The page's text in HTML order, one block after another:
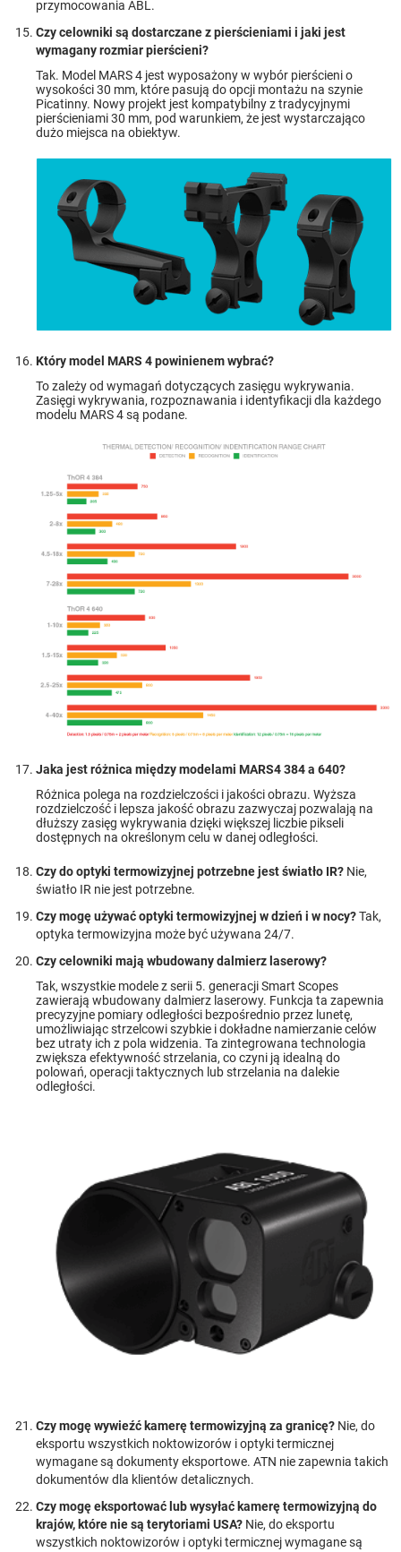
przymocowania ABL.
Czy celowniki są dostarczane z pierścieniami i jaki jest
wymagany rozmiar pierścieni?
Tak. Model MARS 4 jest wyposażony w wybór pierścieni o
wysokości 30 mm, które pasują do opcji montażu na szynie
Picatinny. Nowy projekt jest kompatybilny z tradycyjnymi
pierścieniami 30 mm, pod warunkiem, że jest wystarczająco
dużo miejsca na obiektyw.
Który model MARS 4 powinienem wybrać?
To zależy od wymagań dotyczących zasięgu wykrywania.
Zasięgi wykrywania, rozpoznawania i identyfikacji dla każdego
modelu MARS 4 są podane.
Jaka jest różnica między modelami MARS4 384 a 640?
Różnica polega na rozdzielczości i jakości obrazu. Wyższa
rozdzielczość i lepsza jakość obrazu zazwyczaj pozwalają na
dłuższy zasięg wykrywania dzięki większej liczbie pikseli
dostępnych na określonym celu w danej odległości.
Czy do optyki termowizyjnej potrzebne jest światło IR? Nie,
światło IR nie jest potrzebne.
Czy mogę używać optyki termowizyjnej w dzień i w nocy?Tak,
optyka termowizyjna może być używana 24/7.
Czy celowniki mają wbudowany dalmierz laserowy?
Tak, wszystkie modele z serii 5. generacji Smart Scopes
zawierają wbudowany dalmierz laserowy. Funkcja ta zapewnia
precyzyjne pomiary odległości bezpośrednio przez lunetę,
umożliwiając strzelcowi szybkie i dokładne namierzanie celów
bez utraty ich z pola widzenia. Ta zintegrowana technologia
zwiększa efektywność strzelania, co czyni ją idealną do
polowań, operacji taktycznych lub strzelania na dalekie
odległości.
Czy mogę wywieźć kamerę termowizyjną za granicę? Nie, do
eksportu wszystkich noktowizorów i optyki termicznej
wymagane są dokumenty eksportowe. ATN nie zapewnia takich
dokumentów dla klientów detalicznych.
Czy mogę eksportować lub wysyłać kamerę termowizyjną do
krajów, które nie są terytoriami USA? Nie, do eksportu
wszystkich noktowizorów i optyki termicznej wymagane są